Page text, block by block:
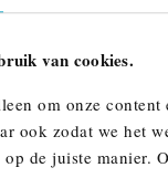
van cookies.
om onze content
ook zodat we het
de juiste manier.